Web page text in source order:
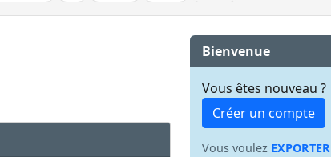
Bienvenue
Vous êtes nouveau ?
Créer un compte
Vous voulez EXPORTER